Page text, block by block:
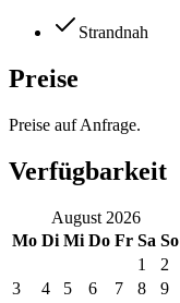
Strandnah
Preise
Preise auf Anfrage.
Verfügbarkeit
August 2026
Mo Di Mi Do Fr Sa So
1
2
3
4 5 6 7 8
9